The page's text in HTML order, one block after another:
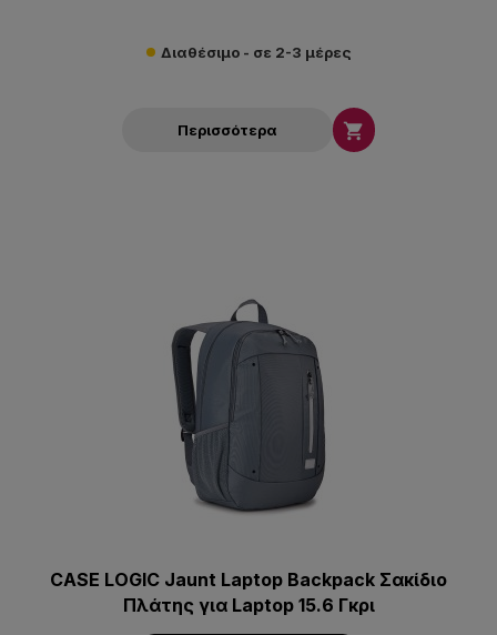
Διαθέσιμο - σε 2-3 μέρες
Περισσότερα 
CASE LOGIC Jaunt Laptop Backpack Σακίδιο
Πλάτης για Laptop 15.6 Γκρι